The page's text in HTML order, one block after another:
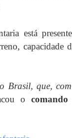
está
capacidade
Brasil, que,
o